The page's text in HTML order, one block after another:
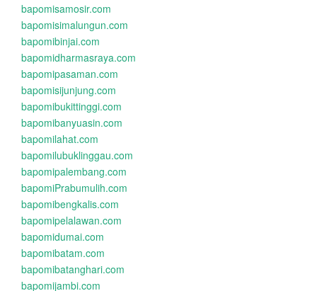
bapomisamosir.com
bapomisimalungun.com
bapomibinjai.com
bapomidharmasraya.com
bapomipasaman.com
bapomisijunjung.com
bapomibukittinggi.com
bapomibanyuasin.com
bapomilahat.com
bapomilubuklinggau.com
bapomipalembang.com
bapomiPrabumulih.com
bapomibengkalis.com
bapomipelalawan.com
bapomidumai.com
bapomibatam.com
bapomibatanghari.com
bapomijambi.com